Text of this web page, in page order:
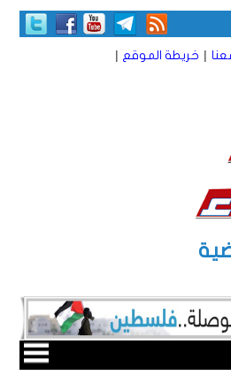
| خريطة الموقع |